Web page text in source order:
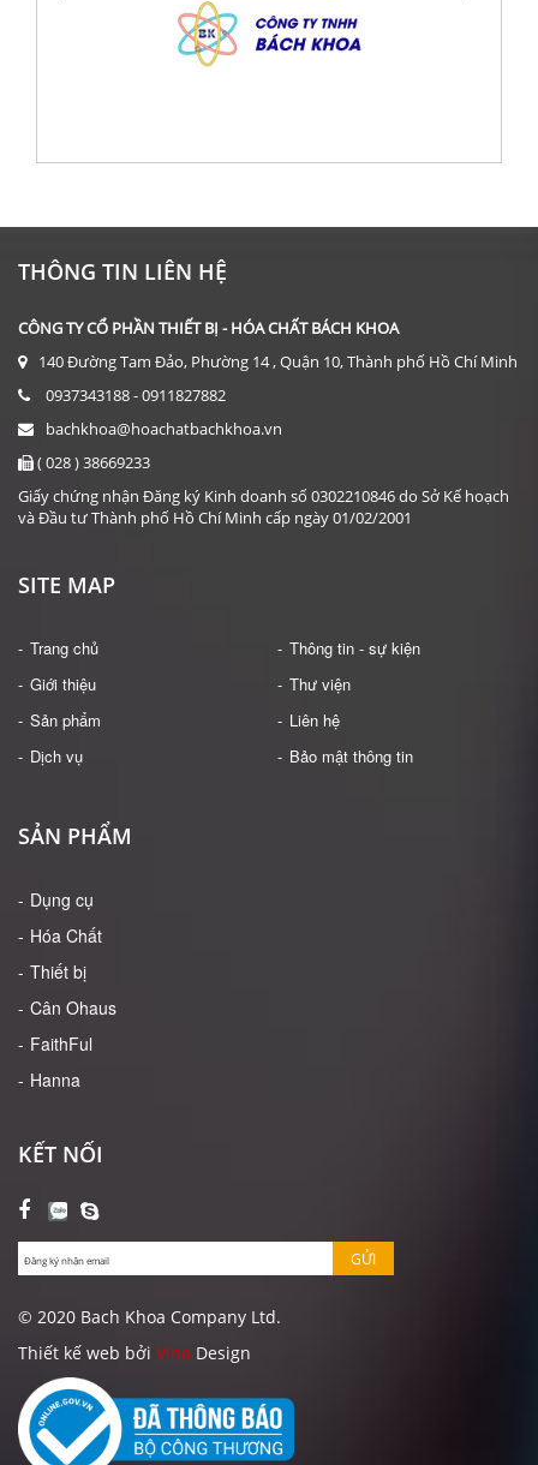
Giá: Liên hệ
THÔNG TIN LIÊN HỆ
CÔNG TY CỔ PHẦN THIẾT BỊ - HÓA CHẤT BÁCH KHOA
140 Đường Tam Đảo, Phường 14 , Quận 10, Thành phố Hồ Chí Minh
0937343188 - 0911827882
bachkhoa@hoachatbachkhoa.vn
( 028 ) 38669233
Giấy chứng nhận Đăng ký Kinh doanh số 0302210846 do Sở Kế hoạch
và Đầu tư Thành phố Hồ Chí Minh cấp ngày 01/02/2001
SITE MAP
Trang chủ
Giới thiệu
Sản phẩm
Dịch vụ
Thông tin - sự kiện
Thư viện
Liên hệ
Bảo mật thông tin
SẢN PHẨM
Dụng cụ
Hóa Chất
Thiết bị
Cân Ohaus
FaithFul
Hanna
KẾT NỐI
GỬI
© 2020 Bach Khoa Company Ltd.
Thiết kế web bởi Vina Design